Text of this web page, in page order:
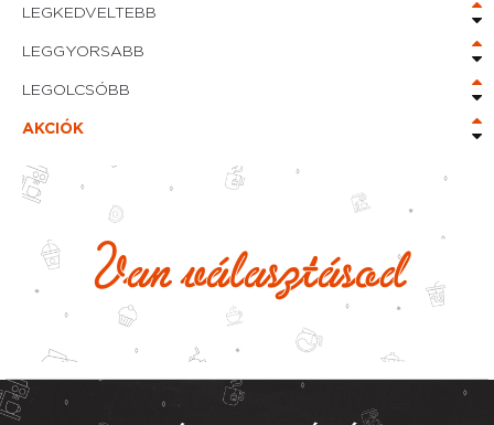
LEGKEDVELTEBB
LEGGYORSABB
LEGOLCSÓBB
AKCIÓK
Van választásod